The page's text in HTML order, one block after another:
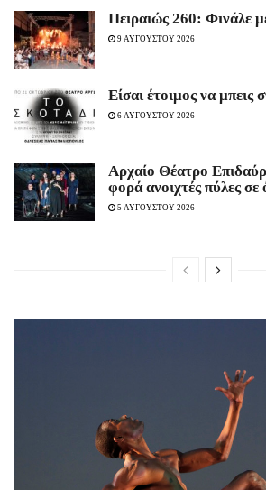
Πειραιώς 260: Φινάλε
9 ΑΥΓΟΥΣΤΟΥ 2026
Είσαι έτοιμος να μπεις
6 ΑΥΓΟΥΣΤΟΥ 2026
Αρχαίο Θέατρο
φορά ανοιχτές πύλες σε
5 ΑΥΓΟΥΣΤΟΥ 2026